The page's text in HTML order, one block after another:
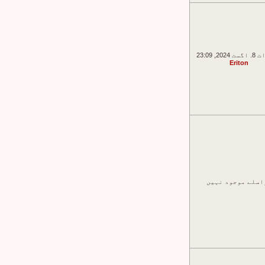
23:09
Eriton
موجود نہیں